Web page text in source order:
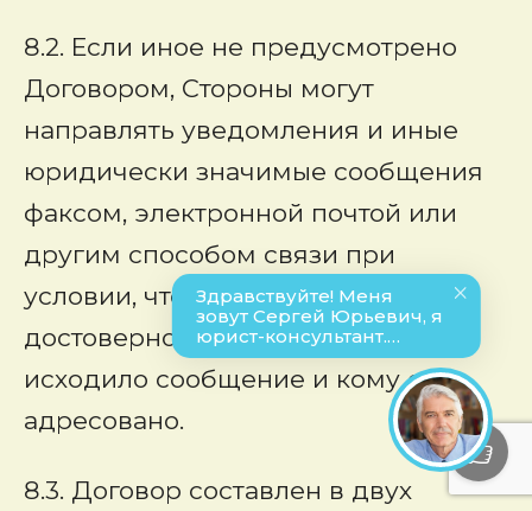
8.2. Если иное не предусмотрено
Договором, Стороны могут
направлять уведомления и иные
юридически значимые сообщения
факсом, электронной почтой или
другим способом связи при
условии, что он позволяет
достоверно установить, от кого
исходило сообщение и кому оно
адресовано.
8.3. Договор составлен в двух